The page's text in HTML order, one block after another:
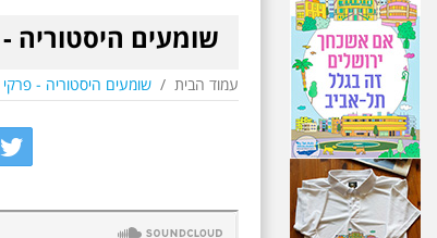
שומעים היסטוריה
עמוד הבית / שומעים היסטוריה -